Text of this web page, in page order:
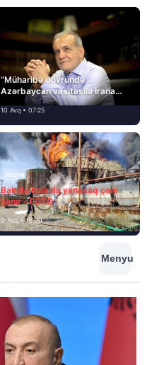
“Müharibə dövründə
Azərbaycan vasitəsilə İrana
yardım və dəstək göstərilib”
10 Avq • 07:25
MEDİA
Bakıda hələ də yanacaq çəni
yanır – FOTO
9 Avq • 18:00
Menyu